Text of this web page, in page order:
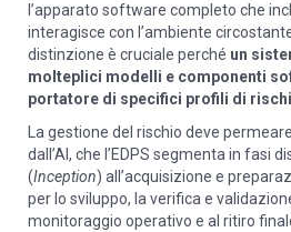
l’apparato software completo che
interagisce con l’ambiente
distinzione è cruciale perché un
molteplici modelli e componenti
portatore di specifici profili di
La gestione del rischio deve
dall’AI, che l’EDPS segmenta in fasi
(Inception) all’acquisizione e
per lo sviluppo, la verifica e
monitoraggio operativo e al ritiro